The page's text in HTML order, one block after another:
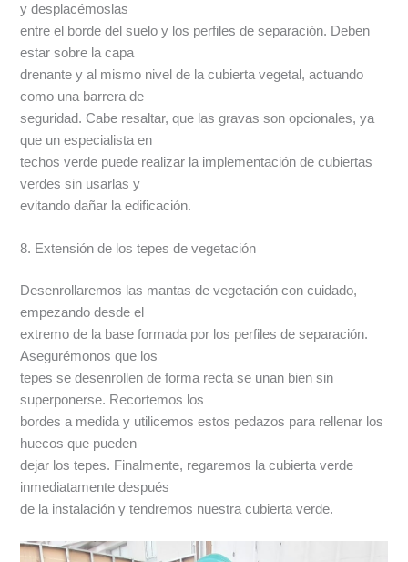
y desplacémoslas
entre el borde del suelo y los perfiles de separación. Deben
estar sobre la capa
drenante y al mismo nivel de la cubierta vegetal, actuando
como una barrera de
seguridad. Cabe resaltar, que las gravas son opcionales, ya
que un especialista en
techos verde puede realizar la implementación de cubiertas
verdes sin usarlas y
evitando dañar la edificación.
8. Extensión de los tepes de vegetación
Desenrollaremos las mantas de vegetación con cuidado,
empezando desde el
extremo de la base formada por los perfiles de separación.
Asegurémonos que los
tepes se desenrollen de forma recta se unan bien sin
superponerse. Recortemos los
bordes a medida y utilicemos estos pedazos para rellenar los
huecos que pueden
dejar los tepes. Finalmente, regaremos la cubierta verde
inmediatamente después
de la instalación y tendremos nuestra cubierta verde.